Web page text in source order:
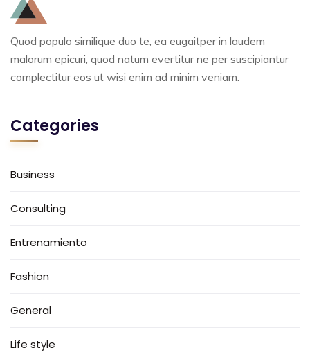
Quod populo similique duo te, ea eugaitper in laudem
malorum epicuri, quod natum evertitur ne per suscipiantur
complectitur eos ut wisi enim ad minim veniam.
Categories
Business
Consulting
Entrenamiento
Fashion
General
Life style